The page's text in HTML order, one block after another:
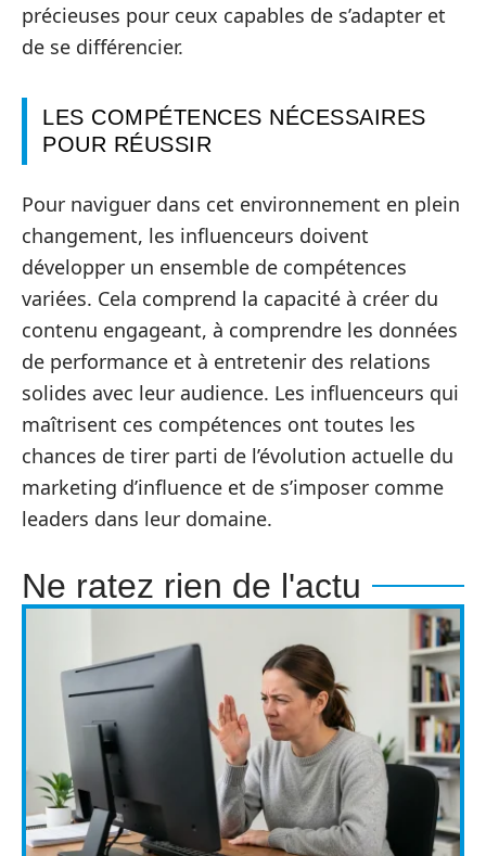
précieuses pour ceux capables de s’adapter et
de se différencier.
LES COMPÉTENCES NÉCESSAIRES
POUR RÉUSSIR
Pour naviguer dans cet environnement en plein
changement, les influenceurs doivent
développer un ensemble de compétences
variées. Cela comprend la capacité à créer du
contenu engageant, à comprendre les données
de performance et à entretenir des relations
solides avec leur audience. Les influenceurs qui
maîtrisent ces compétences ont toutes les
chances de tirer parti de l’évolution actuelle du
marketing d’influence et de s’imposer comme
leaders dans leur domaine.
Ne ratez rien de l'actu